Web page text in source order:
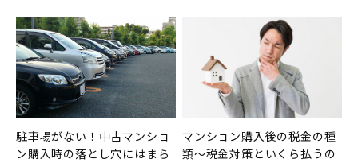
駐車場がない！中古マンショ
ン購入時の落とし穴にはまら
マンション購入後の税金の種
類〜税金対策といくら払うの